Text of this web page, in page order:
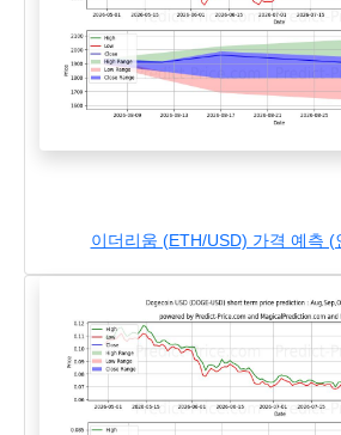
이더리움 (ETH/USD) 가격 예측 (